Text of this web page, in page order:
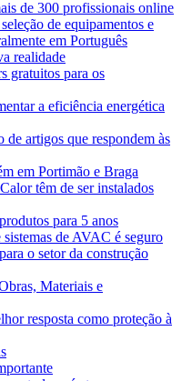
de 300 profissionais online
de equipamentos e
em Português
realidade
gratuitos para os
a eficiência energética
de artigos que respondem às
em Portimão e Braga
têm de ser instalados
para 5 anos
de AVAC é seguro
o setor da construção
Materiais e
resposta como proteção à